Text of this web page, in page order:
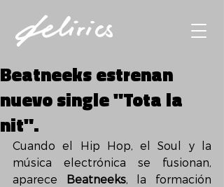
Beatneeks estrenan
nuevo single "Tota la
nit".
Cuando el Hip Hop, el Soul y la
música electrónica se fusionan,
aparece
Beatneeks, la formación